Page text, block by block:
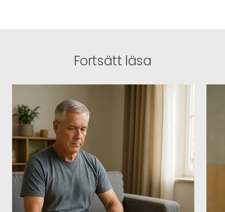
Fortsätt läsa